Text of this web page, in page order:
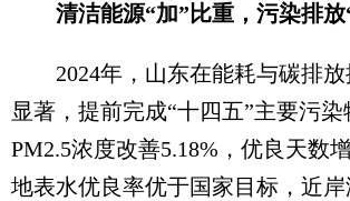
清洁能源“加”比重，污染排放
2024年，山东在能耗与碳排放
显著，提前完成“十四五”主要污染
PM2.5浓度改善5.18%，优良天数
地表水优良率优于国家目标，近